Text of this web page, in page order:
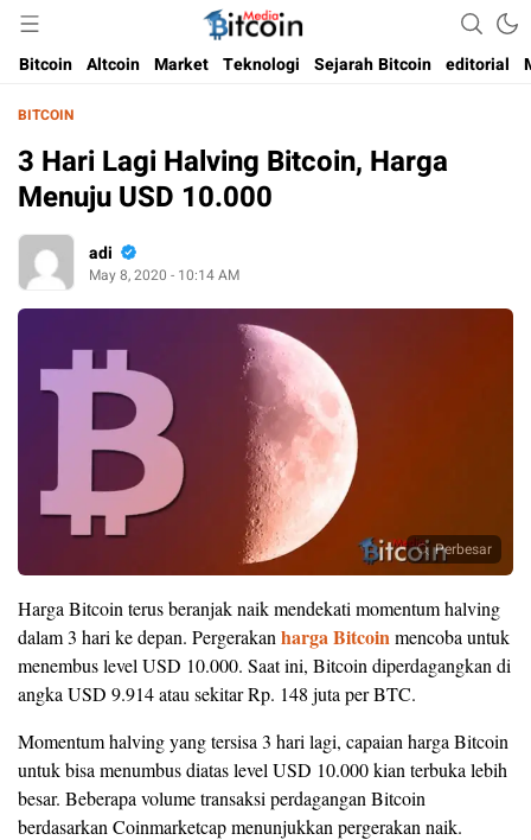
Bitcoin Media Indonesia
Media Bitcoin dan Cryptocurrency, dan Blockchain di Indonesia
Bitcoin Altcoin Market Teknologi Sejarah Bitcoin editorial
BITCOIN
3 Hari Lagi Halving Bitcoin, Harga
Menuju USD 10.000
adi
May 8, 2020 - 10:14 AM
Perbesar
Harga Bitcoin terus beranjak naik mendekati momentum halving
dalam 3 hari ke depan. Pergerakan harga Bitcoinmencoba untuk
menembus level USD 10.000. Saat ini, Bitcoin diperdagangkan di
angka USD 9.914 atau sekitar Rp. 148 juta per BTC.
Momentum halving yang tersisa 3 hari lagi, capaian harga Bitcoin
untuk bisa menumbus diatas level USD 10.000 kian terbuka lebih
besar. Beberapa volume transaksi perdagangan Bitcoin
berdasarkan Coinmarketcap menunjukkan pergerakan naik.